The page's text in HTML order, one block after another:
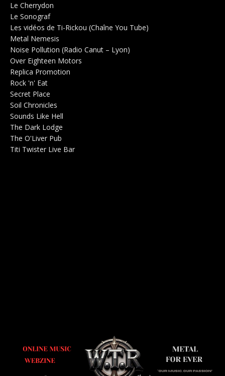
Le Cherrydon
Le SonografSalle de concerts 0
Les vidéos de Ti-Rickou (Chaîne You Tube)
Metal Nemesis
Noise Pollution (Radio Canut – Lyon)
Over Eighteen Motors
Replica Promotion
Rock 'n' Eat
Secret Place
Soil Chronicles
Sounds Like Hell
The Dark Lodge
The O'Liver Pub
Titi Twister Live Bar